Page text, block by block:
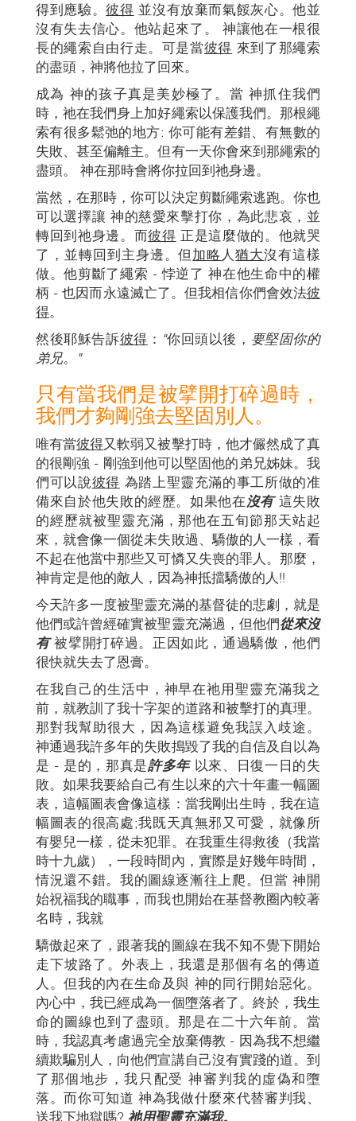
得到應驗。彼得 並沒有放棄而氣餒灰心。他並
沒有失去信心。他站起來了。 神讓他在一根很
長的繩索自由行走。可是當彼得 來到了那繩索
的盡頭，神將他拉了回來。
成為 神的孩子真是美妙極了。當 神抓住我們
時，祂在我們身上加好繩索以保護我們。那根繩
索有很多鬆弛的地方: 你可能有差錯、有無數的
失敗、甚至偏離主。但有一天你會來到那繩索的
盡頭。 神在那時會將你拉回到祂身邊。
當然，在那時，你可以決定剪斷繩索逃跑。你也
可以選擇讓 神的慈愛來擊打你，為此悲哀，並
轉回到祂身邊。而彼得 正是這麼做的。他就哭
了，並轉回到主身邊。但加略 人猶大沒有這樣
做。他剪斷了繩索 - 悖逆了 神在他生命中的權
柄 - 也因而永遠滅亡了。但我相信你們會效法彼
得。
然後耶穌告訴彼得 ： "你回頭以後， 要堅固你的
弟兄。"
只有當我們是被擘開打碎過時，
我們才夠剛強去堅固別人。
唯有當彼得又軟弱又被擊打時，他才儼然成了真
的很剛強 - 剛強到他可以堅固他的弟兄姊妹。我
們可以說彼得 為踏上聖靈充滿的事工所做的准
備來自於他失敗的經歷。如果他在沒有這失敗
的經歷就被聖靈充滿，那他在五旬節那天站起
來，就會像一個從未失敗過、驕傲的人一樣，看
不起在他當中那些又可憐又失喪的罪人。那麼，
神肯定是他的敵人，因為神抵擋驕傲的人!!
今天許多一度被聖靈充滿的基督徒的悲劇，就是
他們或許曾經確實被聖靈充滿過，但他們從來沒
有被擘開打碎過。正因如此，通過驕傲，他們
很快就失去了恩膏。
在我自己的生活中，神早在祂用聖靈充滿我之
前，就教訓了我十字架的道路和被擊打的真理。
那對我幫助很大，因為這樣避免我誤入歧途。
神通過我許多年的失敗搗毀了我的自信及自以為
是 - 是的，那真是許多年以來、日復一日的失
敗。如果我要給自己有生以來的六十年畫一幅圖
表，這幅圖表會像這樣：當我剛出生時，我在這
幅圖表的很高處;我既天真無邪又可愛，就像所
有嬰兒一樣，從未犯罪。在我重生得救後（我當
時十九歲），一段時間內，實際是好幾年時間，
情況還不錯。我的圖線逐漸往上爬。但當 神開
始祝福我的職事，而我也開始在基督教圈內較著
名時，我就
驕傲起來了，跟著我的圖線在我不知不覺下開始
走下坡路了。外表上，我還是那個有名的傳道
人。但我的內在生命及與 神的同行開始惡化。
內心中，我已經成為一個墮落者了。終於，我生
命的圖線也到了盡頭。那是在二十六年前。當
時，我認真考慮過完全放棄傳教 - 因為我不想繼
續欺騙別人，向他們宣講自己沒有實踐的道。到
了那個地步，我只配受 神審判我的虛偽和墮
落。而你可知道 神為我做什麼來代替審判我、
送我下地獄嗎? 祂用聖靈充滿我。